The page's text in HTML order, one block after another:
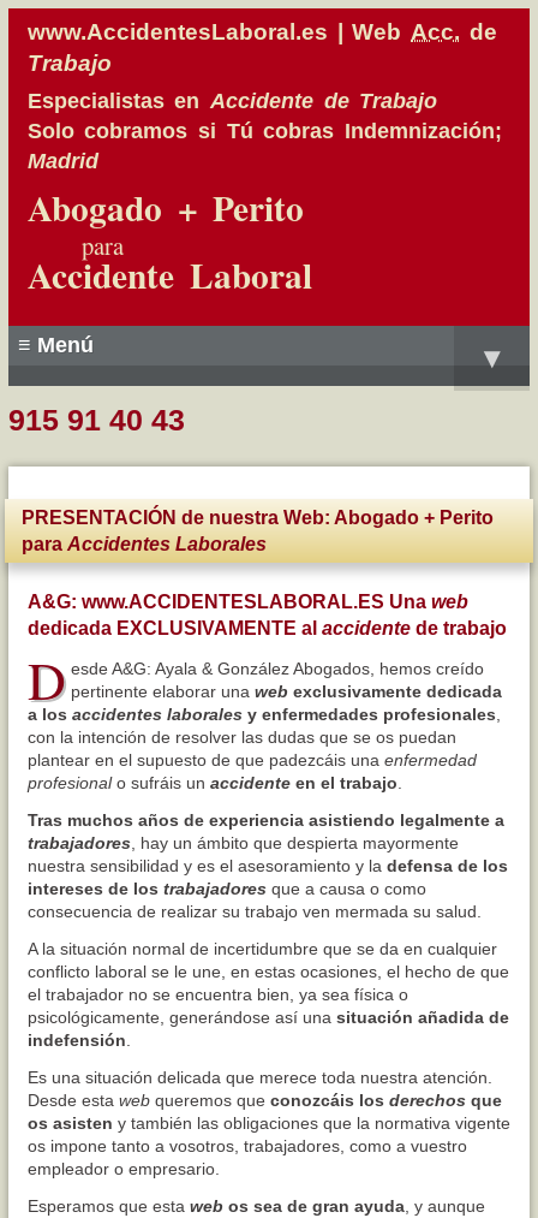
www.AccidentesLaboral.es | Web Acc. de
Trabajo
Especialistas en Accidente de Trabajo
Solo cobramos si Tú cobras Indemnización;
Madrid
Abogado + Perito
para
Accidente Laboral
≡ Menú
▾
915 91 40 43
PRESENTACIÓN de nuestraWeb: Abogado + Perito
paraAccidentes Laborales
A&G: www.ACCIDENTESLABORAL.ES Una web
dedicada EXCLUSIVAMENTE al accidentede trabajo
D esde A&G: Ayala & González Abogados, hemos creído
pertinente elaborar unaweb exclusivamente dedicada
a los accidentes laboralesy enfermedades profesionales
con la intención de resolver las dudas que se os puedan
plantear en el supuesto de que padezcáis una enfermedad
profesionalo sufráis un accidenteen el trabajo
Tras muchos años de experiencia asistiendo legalmente a
trabajadores, hay un ámbito que despierta mayormente
nuestra sensibilidad y es el asesoramiento y la defensa de los
intereses de los trabajadoresque a causa o como
consecuencia de realizar su trabajo ven mermada su salud.
A la situación normal de incertidumbre que se da en cualquier
conflicto laboral se le une, en estas ocasiones, el hecho de que
el trabajador no se encuentra bien, ya sea física o
psicológicamente, generándose así una situación añadida de
indefensión
Es una situación delicada que merece toda nuestra atención.
Desde esta webqueremos queconozcáis los derechosque
os asisten y también las obligaciones que la normativa vigente
os impone tanto a vosotros, trabajadores, como a vuestro
empleador o empresario.
Esperamos que esta web os sea de gran ayuda, y aunque